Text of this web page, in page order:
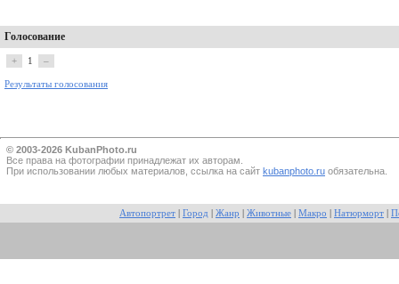
Голосование
+ 1 –
Результаты голосования
© 2003-2026 KubanPhoto.ru
Все прaва на фотографии принадлежат их авторам.
При использовании любых материалов, ссылка на сайт kubanphoto.ru обязательна.
Автопортрет Город Жанр Животные Макро Натюрморт